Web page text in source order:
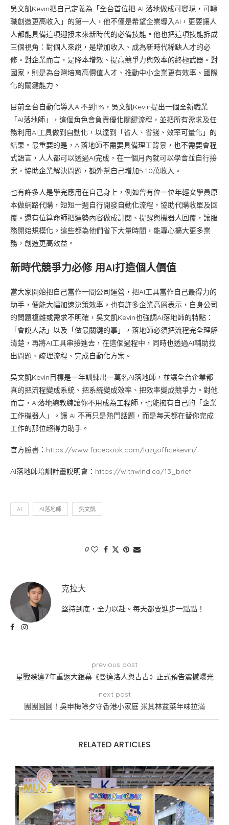
吳文凱Kevin把自己定義為「全台首位把 AI 落地做成可變現，可轉
職創造更高收入」的第一人，他不僅是希望企業導入AI，更要讓人
人都能具備這項迎接未來新時代的必備技能 。 他也把這項技能拆成
三個視角：對個人來說，是增加收入、成為新時代稀缺人才的必
修。對企業而言，是降本增效、提高競爭力與效率的終極武器。對
國家，則是為台灣培育高價值人才、推動中小企業更有效率、國際
化的關鍵能力。
目前全台自動化導入AI不到1%，吳文凱Kevin提出一個全新職業
「AI落地師」，這個角色會負責優化關鍵流程，並把所有需求及任
務利用AI工具做到自動化，以達到「省人、省錢、效率可量化」的
結果。最重要的是，AI落地師不需要具備理工背景，也不需要會程
式語言，人人都可以透過AI完成，在一個月內就可以學會並自行接
案，協助企業解決問題，額外幫自己增加5-10萬收入。
也有許多人是學完應用在自己身上，例如曾有位一位年輕女學員原
本做網路代購，短短一週自行開發自動化流程，協助代購收單及回
覆。還有位算命師把運勢內容做成訂閱、提醒與機器人回覆，讓服
務開始規模化。這些都為他們省下大量時間，能專心擴大更多業
務，創造更高效益。
新時代競爭力必修 用AI打造個人價值
當大家開始把自己當作一間公司運營，把AI工具當作自己最得力的
助手，便能大幅加速決策效率。也有許多企業高層表示，自身公司
的問題複雜或需求不明確，吳文凱Kevin也強調AI落地師的特點：
「會說人話」以及「做最關鍵的事」，落地師必須把流程完全理解
清楚，再將AI工具串接進去，在這個過程中，同時也透過AI輔助找
出問題、疏理流程、完成自動化方案。
吳文凱Kevin目標是一年訓練出一萬名AI落地師，並讓全台企業都
真的把流程變成系統、把系統變成效率、把效率變成競爭力。對他
而言，AI落地總教練讓你不用成為工程師，也能擁有自己的「企業
工作機器人」。讓 AI 不再只是熱門話題，而是每天都在替你完成
工作的那位超得力助手。
官方臉書： https://www.facebook.com/lazyofficekevin/
AI落地師培訓計畫說明會： https://withwind.co/13_brief
AI AI落地師 吳文凱
0
克拉大
堅持到底，全力以赴。每天都要進步一點點！
previous post
星戰睽違7年重返大銀幕《曼達洛人與古古》正式預告震撼曝光
next post
團團圓圓！吳申梅除夕守香港小家庭 米其林盆菜年味拉滿
RELATED ARTICLES